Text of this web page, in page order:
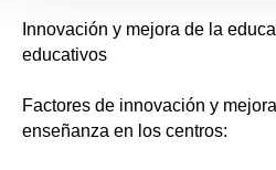
Innovación y mejora de la
educativos
Factores de innovación y
enseñanza en los centros: